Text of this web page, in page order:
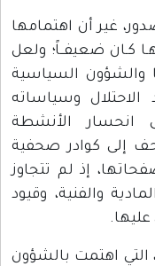
غير أن اهتمامها
كـان ضعيفــاً؛ ولعل
والشؤون السياسية
الاحتلال وسياساته
انحسار الأنشطة
إلى كوادر صحفية
إذ لم تتجاوز
والفنية، وقيود
عليها.
التي اهتمت بالشؤون